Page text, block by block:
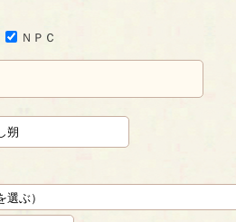
ＮＰＣ